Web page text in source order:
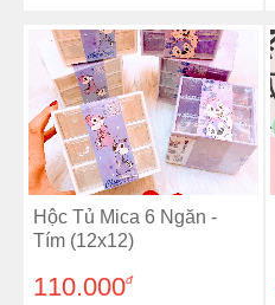
Hộc Tủ Mica 6 Ngăn -
Tím (12x12)
110.000đ